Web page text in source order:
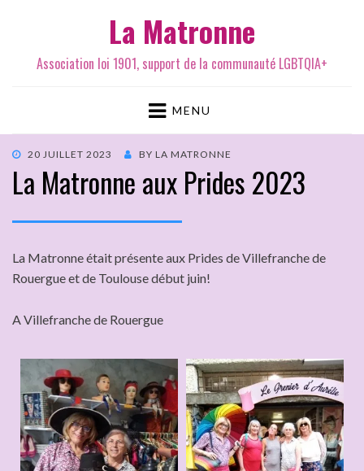
La Matronne
Association loi 1901, support de la communauté LGBTQIA+
MENU
20 JUILLET 2023 BY LA MATRONNE
La Matronne aux Prides 2023
La Matronne était présente aux Prides de Villefranche de
Rouergue et de Toulouse début juin!
A Villefranche de Rouergue